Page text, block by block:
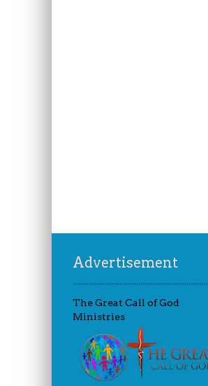
Advertisement
The Great Call of God
Ministries